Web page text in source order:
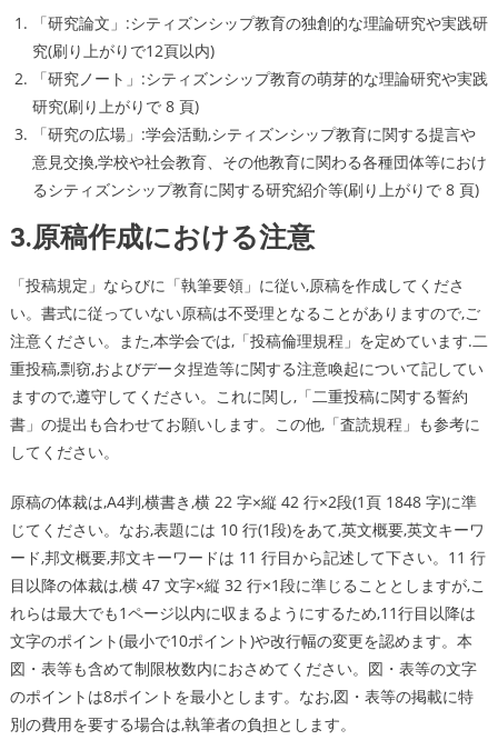
「研究論文」:シティズンシップ教育の独創的な理論研究や実践研
究(刷り上がりで12頁以内)
「研究ノート」:シティズンシップ教育の萌芽的な理論研究や実践
研究(刷り上がりで 8 頁)
「研究の広場」:学会活動,シティズンシップ教育に関する提言や
意見交換,学校や社会教育、その他教育に関わる各種団体等におけ
るシティズンシップ教育に関する研究紹介等(刷り上がりで 8 頁)
3.原稿作成における注意
「投稿規定」ならびに「執筆要領」に従い,原稿を作成してくださ
い。書式に従っていない原稿は不受理となることがありますので,ご
注意ください。また,本学会では,「投稿倫理規程」を定めています.二
重投稿,剽窃,およびデータ捏造等に関する注意喚起について記してい
ますので,遵守してください。これに関し,「二重投稿に関する誓約
書」の提出も合わせてお願いします。この他,「査読規程」も参考に
してください。
原稿の体裁は,A4判,横書き,横 22 字×縦 42 行×2段(1頁 1848 字)に準
じてください。なお,表題には 10 行(1段)をあて,英文概要,英文キーワ
ード,邦文概要,邦文キーワードは 11 行目から記述して下さい。11 行
目以降の体裁は,横 47 文字×縦 32 行×1段に準じることとしますが,こ
れらは最大でも1ページ以内に収まるようにするため,11行目以降は
文字のポイント(最小で10ポイント)や改行幅の変更を認めます。本
図・表等も含めて制限枚数内におさめてください。図・表等の文字
のポイントは8ポイントを最小とします。なお,図・表等の掲載に特
別の費用を要する場合は,執筆者の負担とします。